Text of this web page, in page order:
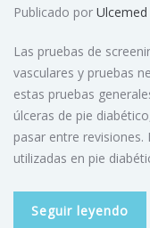
Publicado por Ulcemed
Las pruebas de
vasculares y pruebas
estas pruebas
úlceras de pie
pasar entre
utilizadas en pie
Seguir leyendo